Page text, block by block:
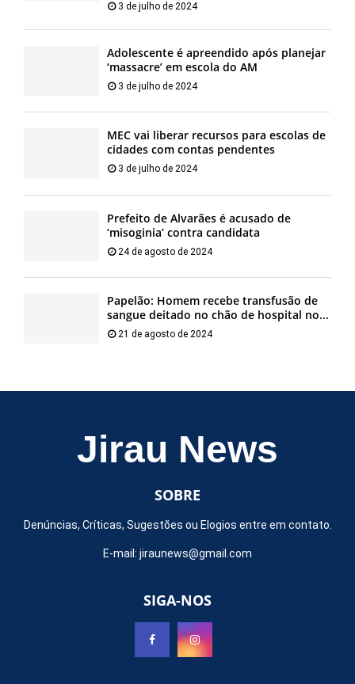
3 de julho de 2024
Adolescente é apreendido após planejar
‘massacre’ em escola do AM
3 de julho de 2024
MEC vai liberar recursos para escolas de
cidades com contas pendentes
3 de julho de 2024
Prefeito de Alvarães é acusado de
‘misoginia’ contra candidata
24 de agosto de 2024
Papelão: Homem recebe transfusão de
sangue deitado no chão de hospital no...
21 de agosto de 2024
Jirau News
SOBRE
Denúncias, Críticas, Sugestões ou Elogios entre em contato.
E-mail: jiraunews@gmail.com
SIGA-NOS